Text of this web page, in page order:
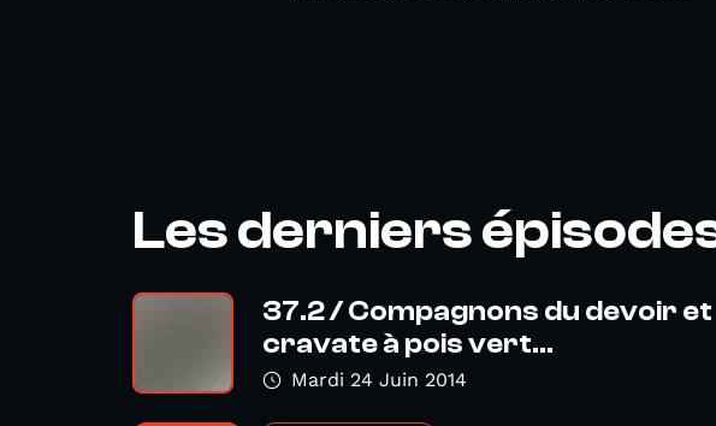
Les derniers
37.2 / Compagnons du devoir et
cravate à pois vert...
Mardi 24 Juin 2014